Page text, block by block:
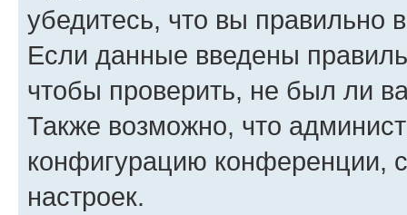
убедитесь, что вы правильно
Если данные введены
чтобы проверить, не был ли
Также возможно, что
конфигурацию конференции,
настроек.